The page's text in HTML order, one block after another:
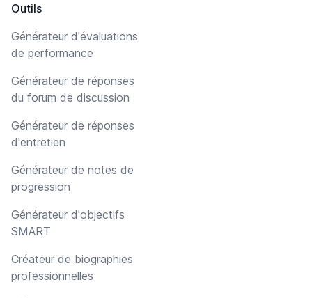
Outils
Générateur d'évaluations
de performance
Générateur de réponses
du forum de discussion
Générateur de réponses
d'entretien
Générateur de notes de
progression
Générateur d'objectifs
SMART
Créateur de biographies
professionnelles